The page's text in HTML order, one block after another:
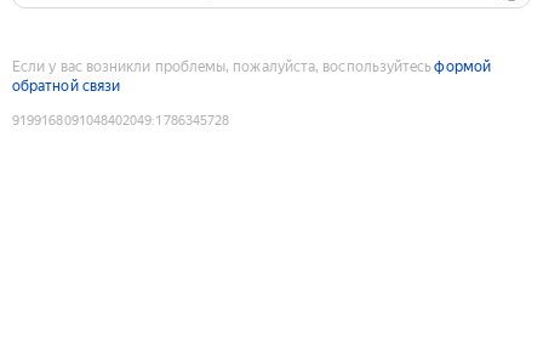
Если у вас возникли проблемы, пожалуйста, воспользуйтесьформой
обратной связи
9199168091048402049:1786345728